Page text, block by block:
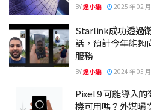
BY達小編 2025 年 02
Starlink成功透過
話，預計今年能夠
服務
BY達小編 2024 年 05
Pixel 9 可能導入
機可用嗎？外媒曝